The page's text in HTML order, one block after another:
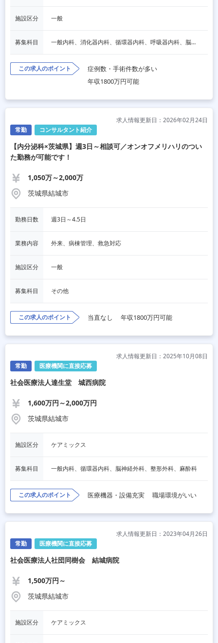
施設区分 一般
募集科目 一般内科、消化器内科、循環器内科、呼吸器内科、脳神経内科、人工透析
この求人のポイント
症例数・手術件数が多い
年収1800万円可能
常勤 コンサルタント紹介
求人情報更新日：2026年02月24日
【内分泌科×茨城県】週3日～相談可／オンオフメリハリのつい
た勤務が可能です！
1,050万～2,000万
茨城県結城市
勤務日数 週3日～4.5日
業務内容 外来、病棟管理、救急対応
施設区分 一般
募集科目 その他
この求人のポイント 当直なし 年収1800万円可能
常勤 医療機関に直接応募
求人情報更新日：2025年10月08日
社会医療法人達生堂 城西病院
1,600万円～2,000万円
茨城県結城市
施設区分 ケアミックス
募集科目 一般内科、循環器内科、脳神経外科、整形外科、麻酔科
この求人のポイント 医療機器・設備充実 職場環境がいい
常勤 医療機関に直接応募
求人情報更新日：2023年04月26日
社会医療法人社団同樹会 結城病院
1,500万円～
茨城県結城市
施設区分 ケアミックス